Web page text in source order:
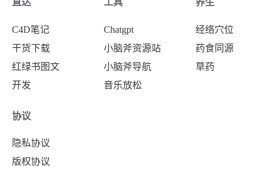
直达
C4D笔记
干货下载
红绿书图文
开发
工具
Chatgpt
小脑斧资源站
小脑斧导航
音乐放松
养生
经络穴位
药食同源
草药
协议
隐私协议
版权协议